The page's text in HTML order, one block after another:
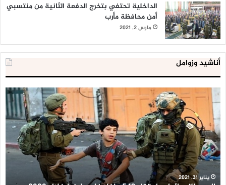
الداخلية تحتفي بتخرج الدفعة الثانية من منتسبي
أمن محافظة مأرب
مارس 2, 2021
أناشيد وزوامل
العدو
الإسرائيلي
اعتقل
543
طفلا
فلسطينيا
خلال
2020
يناير 31, 2021